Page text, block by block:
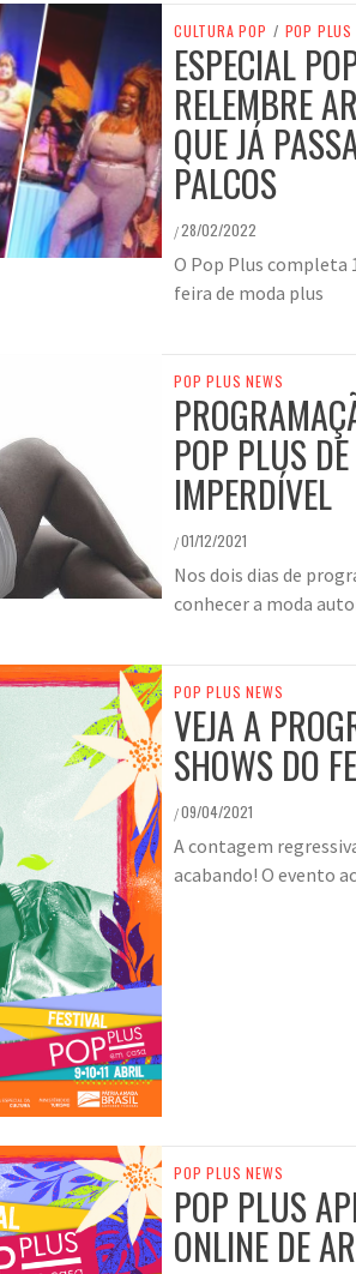
CULTURA POP / POP PLUS
ESPECIAL
RELEMBRE
QUE JÁ
PALCOS
/28/02/2022
O Pop Plus completa
feira de moda plus
POP PLUS NEWS
POP PLUS
IMPERDÍVEL
/01/12/2021
Nos dois dias de
conhecer a moda
POP PLUS NEWS
VEJA A
SHOWS DO
/09/04/2021
A contagem
acabando! O evento
POP PLUS NEWS
POP PLUS
ONLINE DE